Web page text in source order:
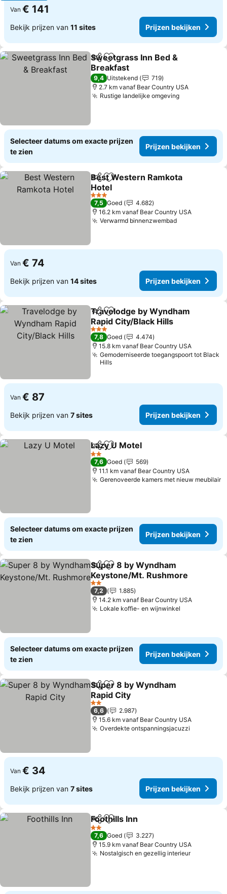
Van € 141
Bekijk prijzen van 11 sites Prijzen bekijken
DelenToevoegen aan favorieten
Sweetgrass Inn Bed &
Breakfast
9,4 Uitstekend
719
2.7 km vanaf Bear Country USA
Rustige landelijke omgeving
Selecteer datums om exacte prijzen
te zien
Prijzen bekijken
DelenToevoegen aan favorieten
Best Western Ramkota
Hotel
3 Sterren
7,5 Goed
4.682
16.2 km vanaf Bear Country USA
Verwarmd binnenzwembad
Van € 74
Bekijk prijzen van 14 sites Prijzen bekijken
DelenToevoegen aan favorieten
Travelodge by Wyndham
Rapid City/Black Hills
3 Sterren
7,8 Goed
4.474
15.8 km vanaf Bear Country USA
Gemoderniseerde toegangspoort tot Black
Hills
Van € 87
Bekijk prijzen van 7 sites Prijzen bekijken
DelenToevoegen aan favorieten
Lazy U Motel
2 Sterren
7,6 Goed
569
11.1 km vanaf Bear Country USA
Gerenoveerde kamers met nieuw meubilair
Selecteer datums om exacte prijzen
te zien
Prijzen bekijken
DelenToevoegen aan favorieten
Super 8 by Wyndham
Keystone/Mt. Rushmore
2 Sterren
7,2
1.885
14.2 km vanaf Bear Country USA
Lokale koffie- en wijnwinkel
Selecteer datums om exacte prijzen
te zien
Prijzen bekijken
DelenToevoegen aan favorieten
Super 8 by Wyndham
Rapid City
2 Sterren
6,6
2.987
15.6 km vanaf Bear Country USA
Overdekte ontspanningsjacuzzi
Van € 34
Bekijk prijzen van 7 sites Prijzen bekijken
DelenToevoegen aan favorieten
Foothills Inn
2 Sterren
7,6 Goed
3.227
15.9 km vanaf Bear Country USA
Nostalgisch en gezellig interieur